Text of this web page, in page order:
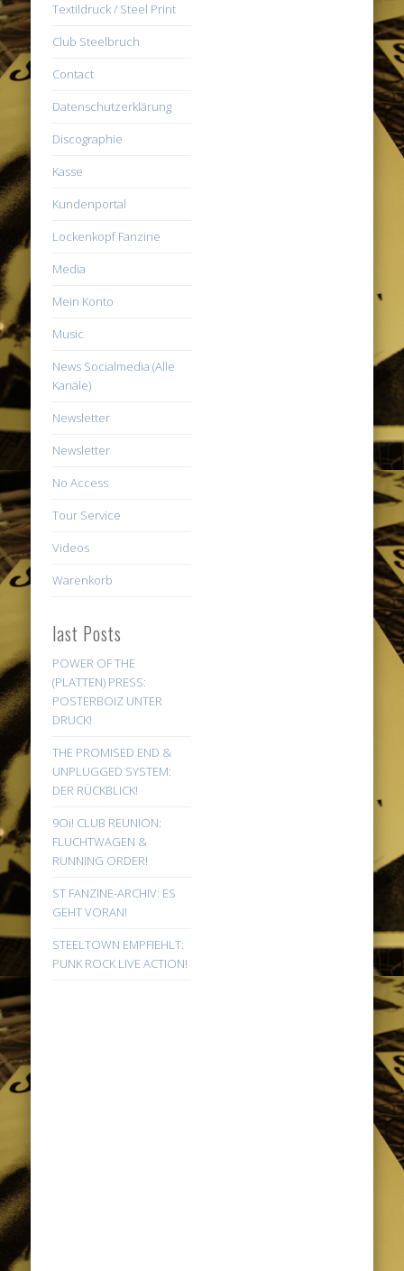
Textildruck / Steel Print
Club Steelbruch
Contact
Datenschutzerklärung
Discographie
Kasse
Kundenportal
Lockenkopf Fanzine
Media
Mein Konto
Music
News Socialmedia (Alle
Kanäle)
Newsletter
Newsletter
No Access
Tour Service
Videos
Warenkorb
last Posts
POWER OF THE
(PLATTEN) PRESS:
POSTERBOIZ UNTER
DRUCK!
THE PROMISED END &
UNPLUGGED SYSTEM:
DER RÜCKBLICK!
9Oi! CLUB REUNION:
FLUCHTWAGEN &
RUNNING ORDER!
ST FANZINE-ARCHIV: ES
GEHT VORAN!
STEELTOWN EMPFIEHLT:
PUNK ROCK LIVE ACTION!